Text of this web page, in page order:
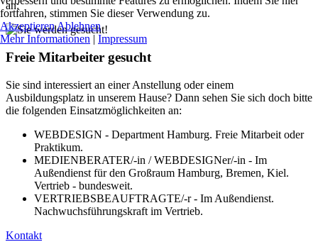
an:
Freie Mitarbeiter gesucht
Sie sind interessiert an einer Anstellung oder einem
Ausbildungsplatz in unserem Hause? Dann sehen Sie sich doch bitte
die folgenden Einsatzmöglichkeiten an:
WEBDESIGN - Department Hamburg. Freie Mitarbeit oder
Praktikum.
MEDIENBERATER/-in / WEBDESIGNer/-in - Im
Außendienst für den Großraum Hamburg, Bremen, Kiel.
Vertrieb - bundesweit.
VERTRIEBSBEAUFTRAGTE/-r - Im Außendienst.
Nachwuchsführungskraft im Vertrieb.
Kontakt
fortfahren, stimmen Sie dieser Verwendung zu.
Akzeptieren Ablehnen
Mehr Informationen | Impressum